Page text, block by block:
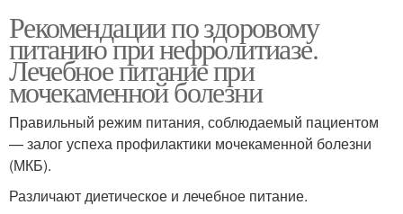
Рекомендации по здоровому
питанию при нефролитиазе.
Лечебное питание при
мочекаменной болезни
Правильный режим питания, соблюдаемый пациентом
— залог успеха профилактики мочекаменной болезни
(МКБ).
Различают диетическое и лечебное питание.